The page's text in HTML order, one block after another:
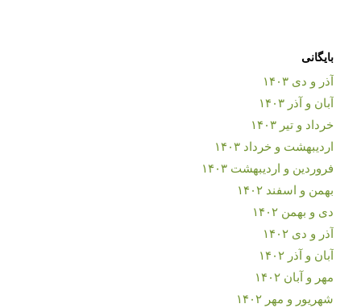
بایگانی
آذر و دی ۱۴۰۳
آبان و آذر ۱۴۰۳
خرداد و تیر ۱۴۰۳
اردیبهشت و خرداد ۱۴۰۳
فروردین و اردیبهشت ۱۴۰۳
بهمن و اسفند ۱۴۰۲
دی و بهمن ۱۴۰۲
آذر و دی ۱۴۰۲
آبان و آذر ۱۴۰۲
مهر و آبان ۱۴۰۲
شهریور و مهر ۱۴۰۲